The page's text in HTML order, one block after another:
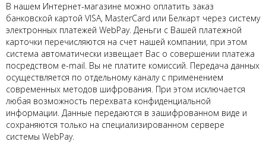
В нашем Интернет-магазине можно оплатить заказ
банковской картой VISA, MasterCard или Белкарт через систему
электронных платежей WebPay. Деньги с Вашей платежной
карточки перечисляются на счет нашей компании, при этом
система автоматически извещает Вас о совершении платежа
посредством e-mail. Вы не платите комиссий. Передача данных
осуществляется по отдельному каналу с применением
современных методов шифрования. При этом исключается
любая возможность перехвата конфиденциальной
информации. Данные передаются в зашифрованном виде и
сохраняются только на специализированном сервере
системы WebPay.